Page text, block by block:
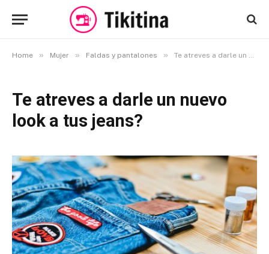
Home » Mujer » Faldas y pantalones » Te atreves a darle un nuevo look a tus jeans?
Te atreves a darle un nuevo
look a tus jeans?